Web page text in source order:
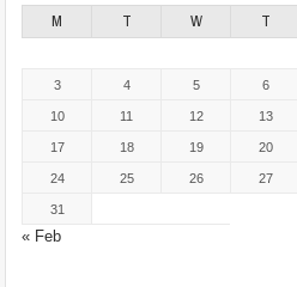
M T W T
« Feb
3 4 5 6
10 11 12 13
17 18 19 20
24 25 26 27
31